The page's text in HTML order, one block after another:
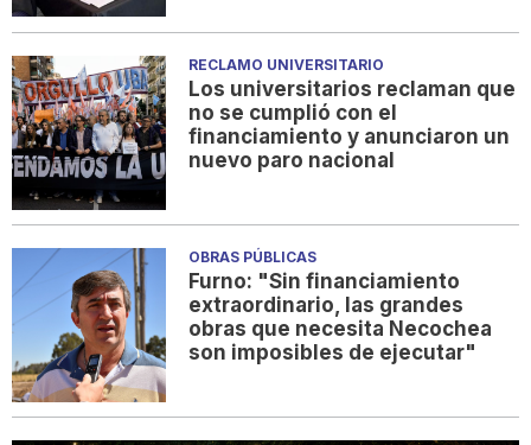
RECLAMO UNIVERSITARIO
Los universitarios reclaman que
no se cumplió con el
financiamiento y anunciaron un
nuevo paro nacional
OBRAS PÚBLICAS
Furno: "Sin financiamiento
extraordinario, las grandes
obras que necesita Necochea
son imposibles de ejecutar"